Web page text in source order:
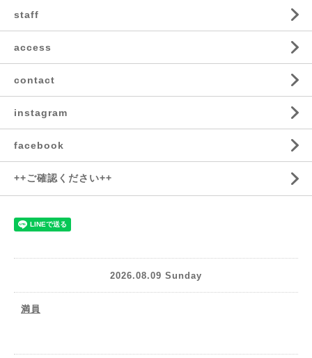
staff
access
contact
instagram
facebook
++ご確認ください++
2026.08.09 Sunday
満員